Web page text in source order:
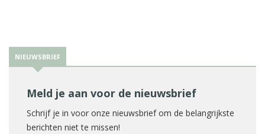
NIEUWSBRIEF
Meld je aan voor de nieuwsbrief
Schrijf je in voor onze nieuwsbrief om de belangrijkste
berichten niet te missen!